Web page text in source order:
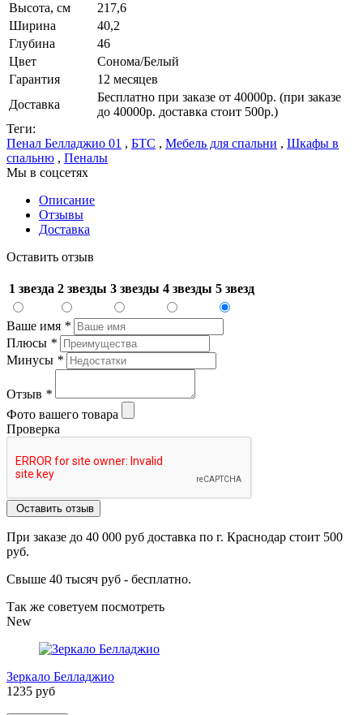
Высота, см
217,6
Ширина
40,2
Глубина
46
Цвет
Сонома/Белый
Гарантия
12 месяцев
Доставка
Бесплатно при заказе от 40000р. (при заказе
до 40000р. доставка стоит 500р.)
Теги:
Пенал Белладжио 01 , БТС , Мебель для спальни , Шкафы в
спальню , Пеналы
Мы в соцсетях
Описание
Отзывы
Доставка
Оставить отзыв
1 звезда 2 звезды 3 звезды 4 звезды 5 звезд
Ваше имя *
Плюсы *
Минусы *
Отзыв *
Фото вашего товара
Проверка
Оставить отзыв
При заказе до 40 000 руб доставка по г. Краснодар стоит 500
руб.
Свыше 40 тысяч руб - бесплатно.
Так же советуем посмотреть
New
Зеркало Белладжио
1235 руб